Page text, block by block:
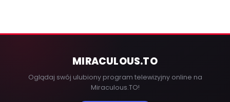
MIRACULOUS.TO
Oglądaj swój ulubiony program telewizyjny online na
Miraculous.TO!